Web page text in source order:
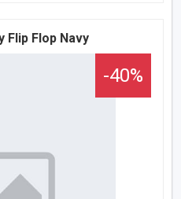
Flip Flop Navy
-40%